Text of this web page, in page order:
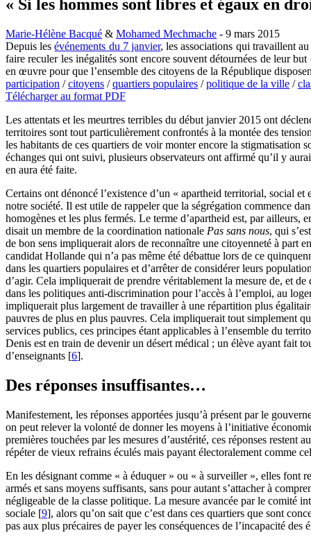
« Si les hommes sont libres et égaux en
Marie-Hélène Bacqué & Mohamed Mechmache - 9 mars 2015
Depuis lesévénements du 7 janvier, les associations qui travaillent
faire reculer les inégalités sont encore souvent détournées de leur
en œuvre pour que l’ensemble des citoyens de la République
participation /citoyens /quartiers populaires /politique de la ville /
Télécharger au format PDF
Les attentats et les meurtres terribles du début janvier 2015 ont
territoires sont tout particulièrement confrontés à la montée des
les habitants de ces quartiers de voir monter encore la stigmatisation
échanges qui ont suivi, plusieurs observateurs ont affirmé qu’il y
en aura été faite.
Certains ont dénoncé l’existence d’un « apartheid territorial, social
notre société. Il est utile de rappeler que la ségrégation commence
homogènes et les plus fermés. Le terme d’apartheid est, par ailleurs,
disait un membre de la coordination nationale Pas sans nous, qui
de bon sens impliquerait alors de reconnaître une citoyenneté à part
candidat Hollande qui n’a pas même été débattue lors de ce
dans les quartiers populaires et d’arrêter de considérer leurs
d’agir. Cela impliquerait de prendre véritablement la mesure de, et
dans les politiques anti-discrimination pour l’accès à l’emploi, au
impliquerait plus largement de travailler à une répartition plus
pauvres de plus en plus pauvres. Cela impliquerait tout simplement
services publics, ces principes étant applicables à l’ensemble du
Denis est en train de devenir un désert médical ; un élève ayant fait
d’enseignants [6].
Des réponses insuffisantes…
Manifestement, les réponses apportées jusqu’à présent par le
on peut relever la volonté de donner les moyens à l’initiative
premières touchées par les mesures d’austérité, ces réponses
répéter de vieux refrains éculés mais payant électoralement comme
En les désignant comme « à éduquer » ou « à surveiller », elles font
armés et sans moyens suffisants, sans pour autant s’attacher à
négligeable de la classe politique. La mesure avancée par le comité
sociale [9], alors qu’on sait que c’est dans ces quartiers que sont
pas aux plus précaires de payer les conséquences de l’incapacité